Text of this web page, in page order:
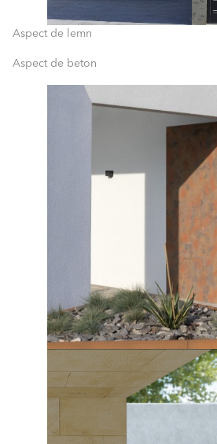
Aspect de lemn
Aspect de beton